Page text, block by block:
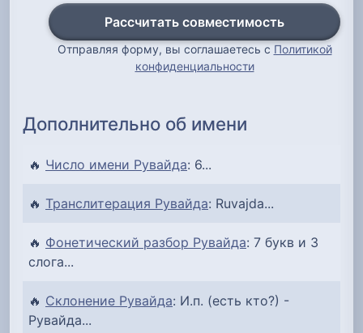
Рассчитать совместимость
Отправляя форму, вы соглашаетесь с Политикой
конфиденциальности
Дополнительно об имени
🔥 Число имени Рувайда: 6...
🔥 Транслитерация Рувайда: Ruvajda...
🔥 Фонетический разбор Рувайда: 7 букв и 3
слога...
🔥 Склонение Рувайда: И.п. (есть кто?) -
Рувайда...